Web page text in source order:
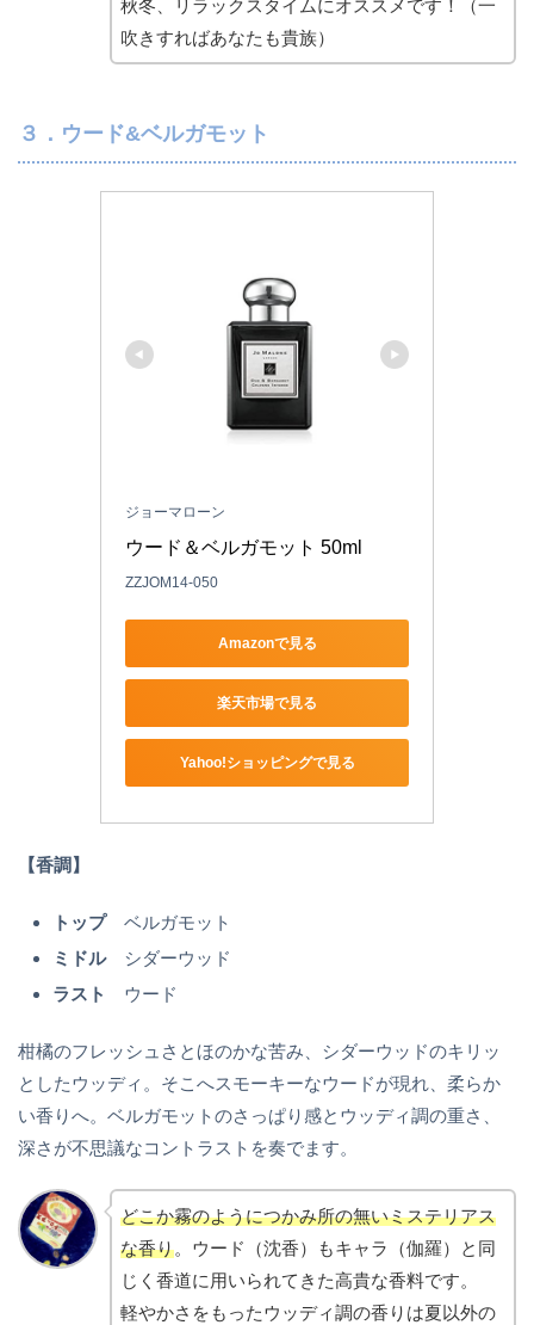
秋冬、リラックスタイムにオススメです！（一
吹きすればあなたも貴族）
３．ウード&ベルガモット
ジョーマローン
ウード＆ベルガモット 50ml
ZZJOM14-050
Amazonで見る
楽天市場で見る
Yahoo!ショッピングで見る
【香調】
トップベルガモット
ミドルシダーウッド
ラスト
ウード
柑橘のフレッシュさとほのかな苦み、シダーウッドのキリッ
としたウッディ。そこへスモーキーなウードが現れ、柔らか
い香りへ。ベルガモットのさっぱり感とウッディ調の重さ、
深さが不思議なコントラストを奏でます。
どこか霧のようにつかみ所の無いミステリアス
な香り。ウード（沈香）もキャラ（伽羅）と同
じく香道に用いられてきた高貴な香料です。
軽やかさをもったウッディ調の香りは夏以外の